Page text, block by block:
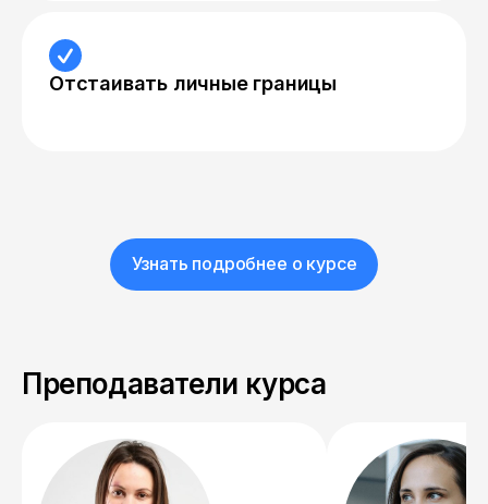
Отстаивать личные границы
Узнать подробнее о курсе
Преподаватели курса